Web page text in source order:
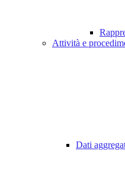
Attività e
Dati